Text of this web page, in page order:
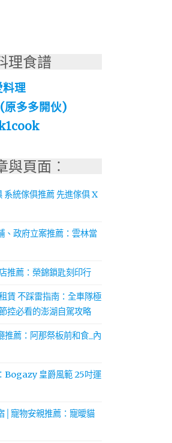
理食譜
料理
多多開伙)
與頁面︰
系統傢俱推薦 先進傢俱 X
、政府立案推薦：雲林當
推薦：榮錦鎖匙刻印行
賃 不踩雷指南：全車隊極
控必看的澎湖自駕攻略
薦：阿那祭板前和食_內
Bogazy 皇爵風範 25吋運
│寵物安親推薦：寵曖貓